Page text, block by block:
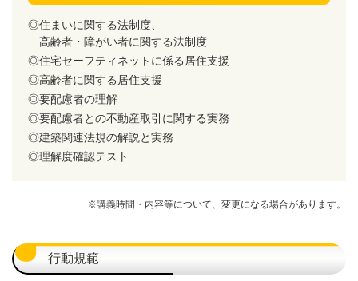
住まいに関する法制度、
高齢者・障がい者に関する法制度
住宅セーフティネットに係る居住支援
高齢者に関する居住支援
要配慮者の理解
要配慮者との不動産取引に関する実務
建築関連法規の解説と実務
理解度確認テスト
※講義時間・内容等について、変更になる場合があります。
行動規範